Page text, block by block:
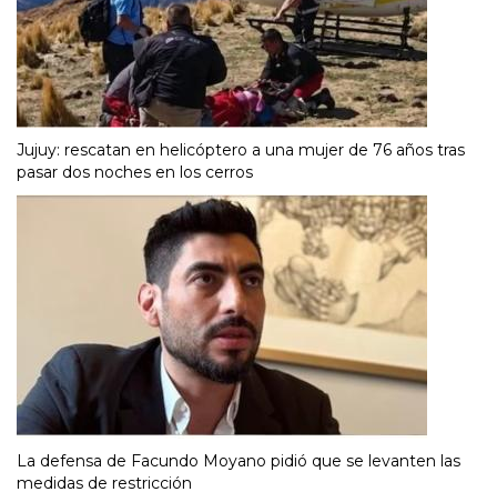
Jujuy: rescatan en helicóptero a una mujer de 76 años tras
pasar dos noches en los cerros
La defensa de Facundo Moyano pidió que se levanten las
medidas de restricción